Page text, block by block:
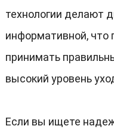
технологии делают
информативной, что
принимать
высокий уровень
Если вы ищете